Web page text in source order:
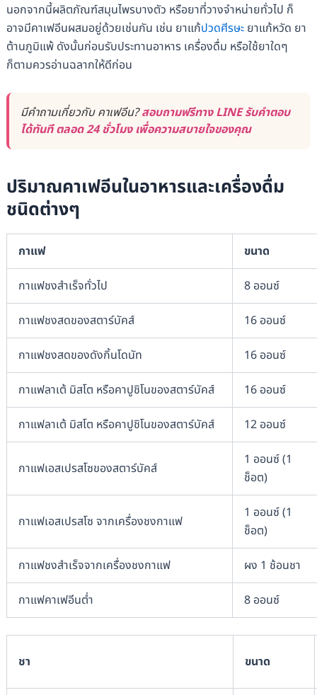
นอกจากนี้ผลิตภัณฑ์สมุนไพรบางตัว หรือยาที่วางจำหน่ายทั่วไป ก็
อาจมีคาเฟอีนผสมอยู่ด้วยเช่นกัน เช่น ยาแก้ปวดศีรษะยาแก้หวัด ยา
ต้านภูมิแพ้ ดังนั้นก่อนรับประทานอาหาร เครื่องดื่ม หรือใช้ยาใดๆ
ก็ตามควรอ่านฉลากให้ดีก่อน
มีคำถามเกี่ยวกับ คาเฟอีน?สอบถามฟรีทาง LINE รับคำตอบ
ได้ทันที ตลอด 24 ชั่วโมง เพื่อความสบายใจของคุณ
ปริมาณคาเฟอีนในอาหารและเครื่องดื่ม
ชนิดต่างๆ
กาแฟ ขนาด
กาแฟชงสำเร็จทั่วไป 8 ออนซ์
กาแฟชงสดของสตาร์บัคส์ 16 ออนซ์
กาแฟชงสดของดังกิ้นโดนัท 16 ออนซ์
กาแฟลาเต้ มิสโต หรือคาปูชิโนของสตาร์บัคส์ 16 ออนซ์
กาแฟลาเต้ มิสโต หรือคาปูชิโนของสตาร์บัคส์ 12 ออนซ์
กาแฟเอสเปรสโซของสตาร์บัคส์
1 ออนซ์ (1
ช็อต)
กาแฟเอสเปรสโซ จากเครื่องชงกาแฟ
1 ออนซ์ (1
ช็อต)
กาแฟชงสำเร็จจากเครื่องชงกาแฟ ผง 1 ช้อนชา
กาแฟคาเฟอีนต่ำ 8 ออนซ์
ชา ขนาด